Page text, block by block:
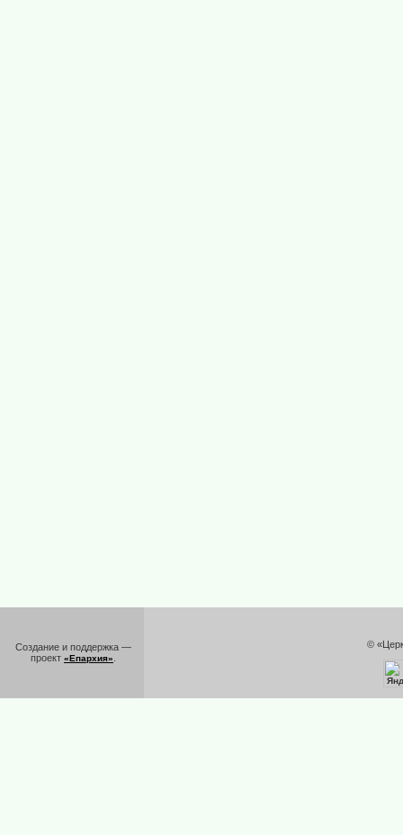
Создание и поддержка —
проект «Епархия»
©